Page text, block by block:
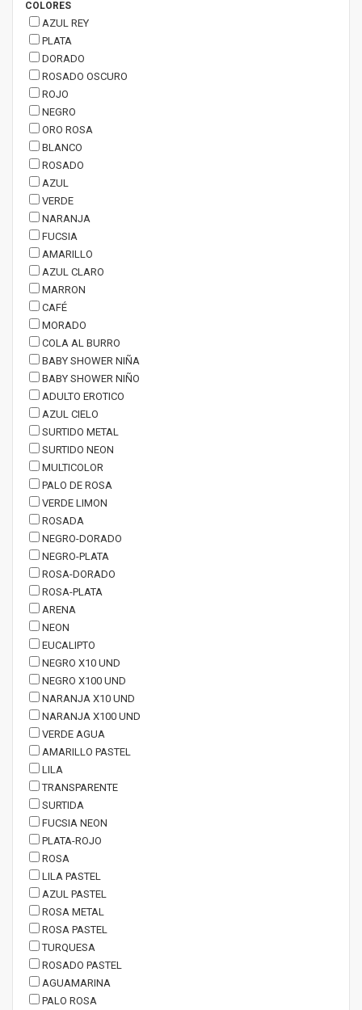
COLORES
AZUL REY
PLATA
DORADO
ROSADO OSCURO
ROJO
NEGRO
ORO ROSA
BLANCO
ROSADO
AZUL
VERDE
NARANJA
FUCSIA
AMARILLO
AZUL CLARO
MARRON
CAFÉ
MORADO
COLA AL BURRO
BABY SHOWER NIÑA
BABY SHOWER NIÑO
ADULTO EROTICO
AZUL CIELO
SURTIDO METAL
SURTIDO NEON
MULTICOLOR
PALO DE ROSA
VERDE LIMON
ROSADA
NEGRO-DORADO
NEGRO-PLATA
ROSA-DORADO
ROSA-PLATA
ARENA
NEON
EUCALIPTO
NEGRO X10 UND
NEGRO X100 UND
NARANJA X10 UND
NARANJA X100 UND
VERDE AGUA
AMARILLO PASTEL
LILA
TRANSPARENTE
SURTIDA
FUCSIA NEON
PLATA-ROJO
ROSA
LILA PASTEL
AZUL PASTEL
ROSA METAL
ROSA PASTEL
TURQUESA
ROSADO PASTEL
AGUAMARINA
PALO ROSA